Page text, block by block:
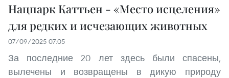
Нацпарк Каттьен - «Место исцеления»
для редких и исчезающих животных
07/09/2025 07:05
За последние 20 лет здесь были спасены,
вылечены и возвращены в дикую природу